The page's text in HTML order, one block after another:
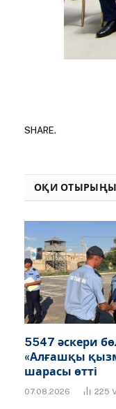
SHARE.
ОҚИ
5547 әскери
«Алғашқы
шарасы өтті
07.08.2026 225